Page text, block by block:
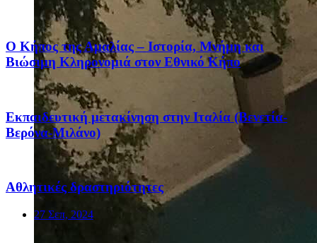
Ο Κήπος της Αμαλίας – Ιστορία, Μνήμη και
Βιώσιμη Κληρονομιά στον Εθνικό Κήπο
Eκπαιδευτική μετακίνηση στην Ιταλία (Βενετία-
Βερόνα-Μιλάνο)
Αθλητικές δραστηριότητες
27 Σεπ, 2024